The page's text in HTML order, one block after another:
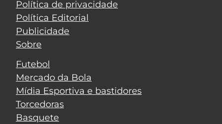
Política de privacidade
Política Editorial
Publicidade
Sobre
Futebol
Mercado da Bola
Mídia Esportiva e bastidores
Torcedoras
Basquete